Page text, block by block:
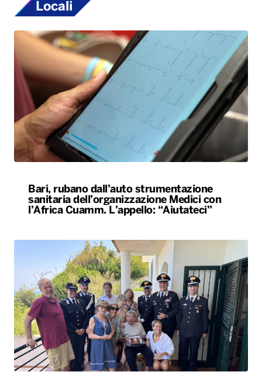
Bari, rubano dall’auto strumentazione
sanitaria dell’organizzazione Medici con
l’Africa Cuamm. L’appello: “Aiutateci”
Carabiniere compie 100 anni nel Foggiano,
festa con famiglia e colleghi